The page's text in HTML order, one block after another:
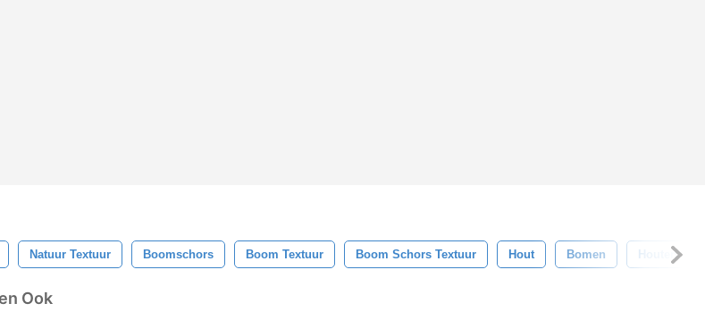
Natuur Textuur Boomschors Boom Textuur Boom Schors Textuur Hout Bomen Houten
Ook